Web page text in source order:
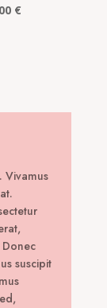
€
Vivamus
suscipit